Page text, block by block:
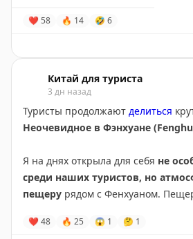
и т.д.
из которых неприлично
что бы их потискали.
Очень милая девушка при заезде
вкусняшки для котов. Котов
брать в номер. Правда желание
на выход.
Когда на улице 40-градусная
котиками идеальный выбор))
подобного опыта проживания -
❤ 58 🔥 14 🤣 6
Китай для туриста
3 дн назад
Туристы продолжают делиться
Неочевидное в Фэнхуане
Я на днях открыла для себя не
среди наших туристов, но
пещеру рядом с Фенхуаном.
https://surl.amap.com/dlZnLqG1k8B6
❤ 48 🔥 25 😱 1 🤔 1